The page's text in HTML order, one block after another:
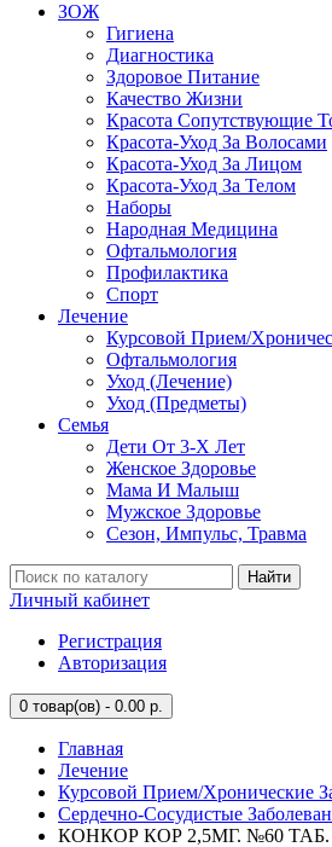
ЗОЖ
Гигиена
Диагностика
Здоровое Питание
Качество Жизни
Красота Сопутствующие
Красота-Уход За Волосами
Красота-Уход За Лицом
Красота-Уход За Телом
Наборы
Народная Медицина
Офтальмология
Профилактика
Спорт
Лечение
Курсовой Прием/
Офтальмология
Уход (Лечение)
Уход (Предметы)
Семья
Дети От 3-Х Лет
Женское Здоровье
Мама И Малыш
Мужское Здоровье
Сезон, Импульс, Травма
Найти
Личный кабинет
Регистрация
Авторизация
0 товар(ов) - 0.00 р.
Главная
Лечение
Курсовой Прием/Хронические
Сердечно-Сосудистые
КОНКОР КОР 2,5МГ. №60